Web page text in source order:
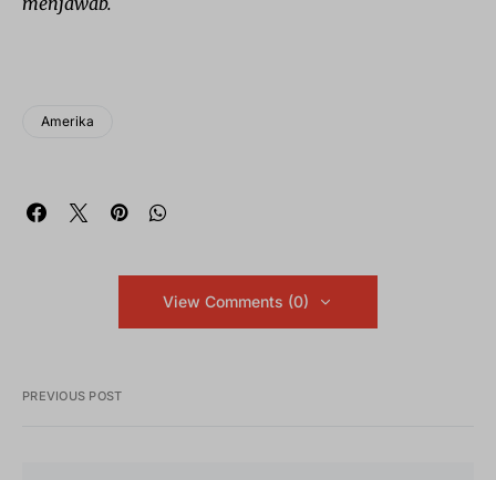
Amerika
View Comments (0)
PREVIOUS POST